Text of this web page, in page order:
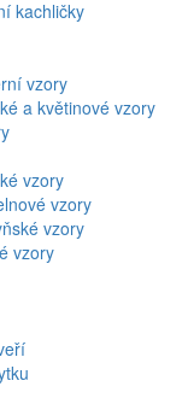
kachličky
vzory
a květinové vzory
vzory
vzory
vzory
vzory